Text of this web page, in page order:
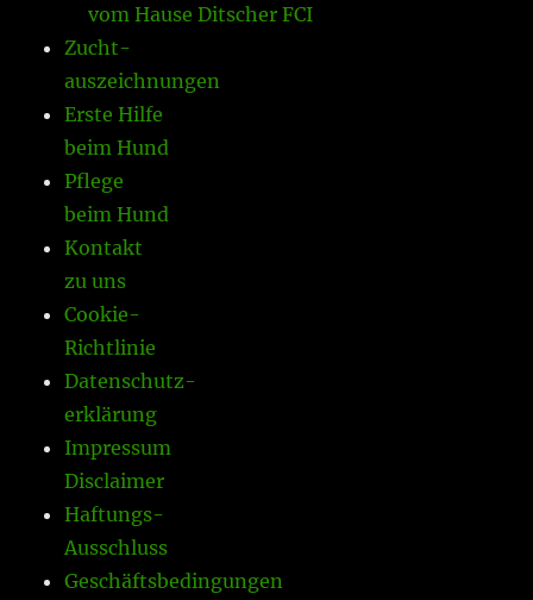
vom Hause Ditscher FCI
Zucht-
auszeichnungen
Erste Hilfe
beim Hund
Pflege
beim Hund
Kontakt
zu uns
Cookie-
Richtlinie
Datenschutz-
erklärung
Impressum
Disclaimer
Haftungs-
Ausschluss
Geschäftsbedingungen